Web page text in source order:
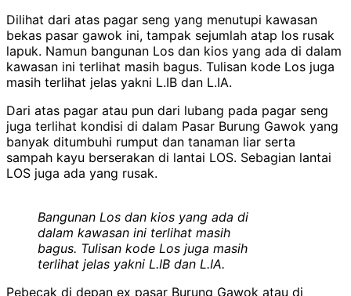
Dilihat dari atas pagar seng yang menutupi kawasan
bekas pasar gawok ini, tampak sejumlah atap los rusak
lapuk. Namun bangunan Los dan kios yang ada di dalam
kawasan ini terlihat masih bagus. Tulisan kode Los juga
masih terlihat jelas yakni L.IB dan L.IA.
Dari atas pagar atau pun dari lubang pada pagar seng
juga terlihat kondisi di dalam Pasar Burung Gawok yang
banyak ditumbuhi rumput dan tanaman liar serta
sampah kayu berserakan di lantai LOS. Sebagian lantai
LOS juga ada yang rusak.
Bangunan Los dan kios yang ada di
dalam kawasan ini terlihat masih
bagus. Tulisan kode Los juga masih
terlihat jelas yakni L.IB dan L.IA.
Pebecak di depan ex pasar Burung Gawok atau di